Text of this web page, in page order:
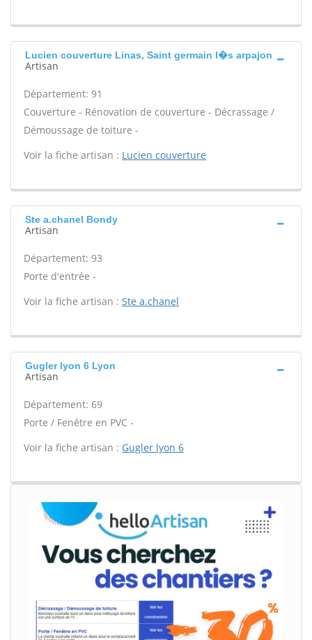
Lucien couverture Linas, Saint germain l�s arpajon
Artisan
Département: 91
Couverture - Rénovation de couverture - Décrassage /
Démoussage de toiture -
Voir la fiche artisan : Lucien couverture
Ste a.chanel Bondy
Artisan
Département: 93
Porte d'entrée -
Voir la fiche artisan : Ste a.chanel
Gugler lyon 6 Lyon
Artisan
Département: 69
Porte / Fenêtre en PVC -
Voir la fiche artisan : Gugler lyon 6